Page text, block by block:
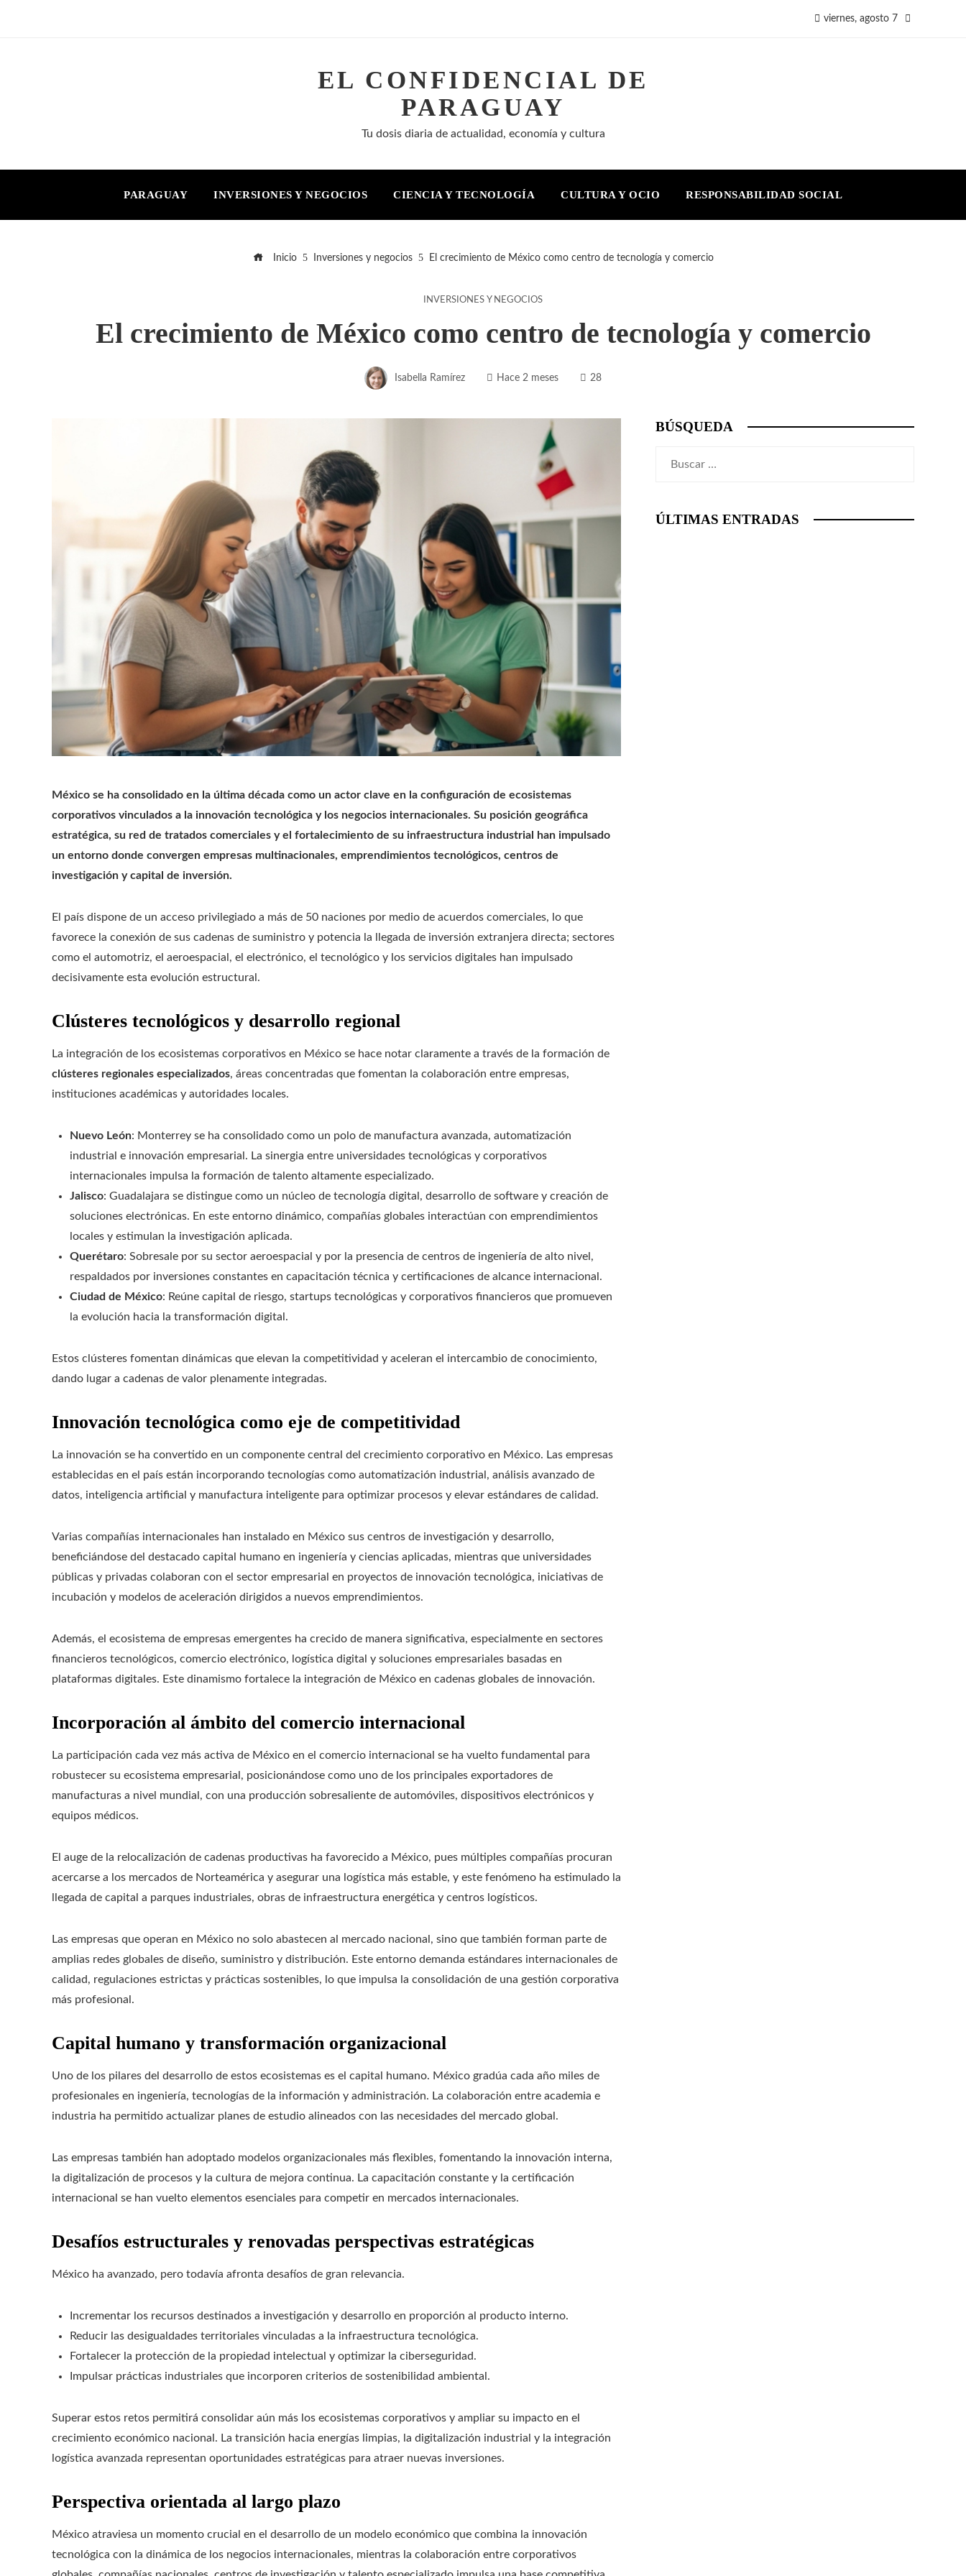
viernes, agosto 7
EL CONFIDENCIAL DE
PARAGUAY
Tu dosis diaria de actualidad, economía y cultura
PARAGUAY INVERSIONES Y NEGOCIOS CIENCIA Y TECNOLOGÍA CULTURA Y OCIO RESPONSABILIDAD SOCIAL
Inicio Inversiones y negocios El crecimiento de México como centro de tecnología y comercio
INVERSIONES Y NEGOCIOS
El crecimiento de México como centro de tecnología y comercio
Isabella Ramírez Hace 2 meses 28
México se ha consolidado en la última década como un actor clave en la configuración de ecosistemas
corporativos vinculados a la innovación tecnológica y los negocios internacionales. Su posición geográfica
estratégica, su red de tratados comerciales y el fortalecimiento de su infraestructura industrial han impulsado
un entorno donde convergen empresas multinacionales, emprendimientos tecnológicos, centros de
investigación y capital de inversión.
El país dispone de un acceso privilegiado a más de 50 naciones por medio de acuerdos comerciales, lo que
favorece la conexión de sus cadenas de suministro y potencia la llegada de inversión extranjera directa; sectores
como el automotriz, el aeroespacial, el electrónico, el tecnológico y los servicios digitales han impulsado
decisivamente esta evolución estructural.
Clústeres tecnológicos y desarrollo regional
La integración de los ecosistemas corporativos en México se hace notar claramente a través de la formación de
clústeres regionales especializados, áreas concentradas que fomentan la colaboración entre empresas,
instituciones académicas y autoridades locales.
Nuevo León: Monterrey se ha consolidado como un polo de manufactura avanzada, automatización
industrial e innovación empresarial. La sinergia entre universidades tecnológicas y corporativos
internacionales impulsa la formación de talento altamente especializado.
Jalisco: Guadalajara se distingue como un núcleo de tecnología digital, desarrollo de software y creación de
soluciones electrónicas. En este entorno dinámico, compañías globales interactúan con emprendimientos
locales y estimulan la investigación aplicada.
Querétaro: Sobresale por su sector aeroespacial y por la presencia de centros de ingeniería de alto nivel,
respaldados por inversiones constantes en capacitación técnica y certificaciones de alcance internacional.
Ciudad de México: Reúne capital de riesgo, startups tecnológicas y corporativos financieros que promueven
la evolución hacia la transformación digital.
Estos clústeres fomentan dinámicas que elevan la competitividad y aceleran el intercambio de conocimiento,
dando lugar a cadenas de valor plenamente integradas.
Innovación tecnológica como eje de competitividad
La innovación se ha convertido en un componente central del crecimiento corporativo en México. Las empresas
establecidas en el país están incorporando tecnologías como automatización industrial, análisis avanzado de
datos, inteligencia artificial y manufactura inteligente para optimizar procesos y elevar estándares de calidad.
Varias compañías internacionales han instalado en México sus centros de investigación y desarrollo,
beneficiándose del destacado capital humano en ingeniería y ciencias aplicadas, mientras que universidades
públicas y privadas colaboran con el sector empresarial en proyectos de innovación tecnológica, iniciativas de
incubación y modelos de aceleración dirigidos a nuevos emprendimientos.
Además, el ecosistema de empresas emergentes ha crecido de manera significativa, especialmente en sectores
financieros tecnológicos, comercio electrónico, logística digital y soluciones empresariales basadas en
plataformas digitales. Este dinamismo fortalece la integración de México en cadenas globales de innovación.
Incorporación al ámbito del comercio internacional
La participación cada vez más activa de México en el comercio internacional se ha vuelto fundamental para
robustecer su ecosistema empresarial, posicionándose como uno de los principales exportadores de
manufacturas a nivel mundial, con una producción sobresaliente de automóviles, dispositivos electrónicos y
equipos médicos.
El auge de la relocalización de cadenas productivas ha favorecido a México, pues múltiples compañías procuran
acercarse a los mercados de Norteamérica y asegurar una logística más estable, y este fenómeno ha estimulado la
llegada de capital a parques industriales, obras de infraestructura energética y centros logísticos.
Las empresas que operan en México no solo abastecen al mercado nacional, sino que también forman parte de
amplias redes globales de diseño, suministro y distribución. Este entorno demanda estándares internacionales de
calidad, regulaciones estrictas y prácticas sostenibles, lo que impulsa la consolidación de una gestión corporativa
más profesional.
Capital humano y transformación organizacional
Uno de los pilares del desarrollo de estos ecosistemas es el capital humano. México gradúa cada año miles de
profesionales en ingeniería, tecnologías de la información y administración. La colaboración entre academia e
industria ha permitido actualizar planes de estudio alineados con las necesidades del mercado global.
Las empresas también han adoptado modelos organizacionales más flexibles, fomentando la innovación interna,
la digitalización de procesos y la cultura de mejora continua. La capacitación constante y la certificación
internacional se han vuelto elementos esenciales para competir en mercados internacionales.
Desafíos estructurales y renovadas perspectivas estratégicas
México ha avanzado, pero todavía afronta desafíos de gran relevancia.
Incrementar los recursos destinados a investigación y desarrollo en proporción al producto interno.
Reducir las desigualdades territoriales vinculadas a la infraestructura tecnológica.
Fortalecer la protección de la propiedad intelectual y optimizar la ciberseguridad.
Impulsar prácticas industriales que incorporen criterios de sostenibilidad ambiental.
Superar estos retos permitirá consolidar aún más los ecosistemas corporativos y ampliar su impacto en el
crecimiento económico nacional. La transición hacia energías limpias, la digitalización industrial y la integración
logística avanzada representan oportunidades estratégicas para atraer nuevas inversiones.
Perspectiva orientada al largo plazo
México atraviesa un momento crucial en el desarrollo de un modelo económico que combina la innovación
tecnológica con la dinámica de los negocios internacionales, mientras la colaboración entre corporativos
BÚSQUEDA
ÚLTIMAS ENTRADAS